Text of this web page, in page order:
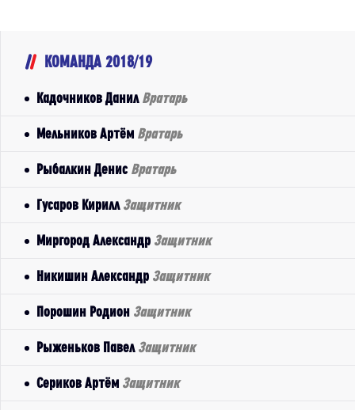
КОМАНДА 2018/19
Кадочников Данил Вратарь
Мельников Артём Вратарь
Рыбалкин Денис Вратарь
Гусаров Кирилл Защитник
Миргород Александр Защитник
Никишин Александр Защитник
Порошин Родион Защитник
Рыженьков Павел Защитник
Сериков Артём Защитник